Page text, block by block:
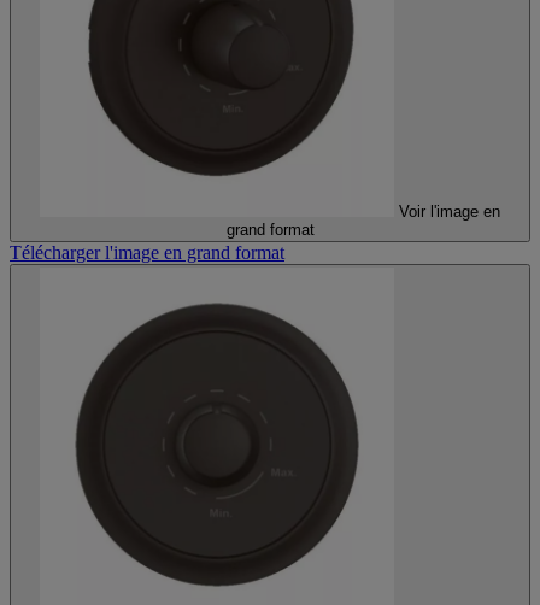
Voir l'image en
grand format
Télécharger l'image en grand format